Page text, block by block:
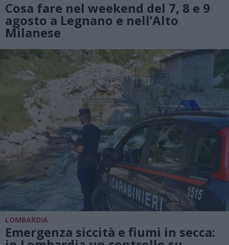
Cosa fare nel weekend del 7, 8 e 9
agosto a Legnano e nell’Alto
Milanese
LOMBARDIA
Emergenza siccità e fiumi in secca: